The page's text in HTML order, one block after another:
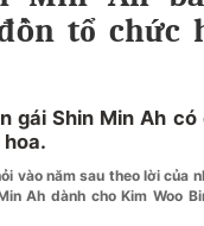
tổ chức
gái Shin Min Ah có
vào năm sau theo lời của
Ah dành cho Kim Woo